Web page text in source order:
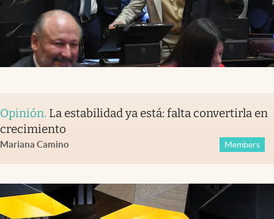
Opinión. La estabilidad ya está: falta convertirla en
crecimiento
Mariana Camino Members